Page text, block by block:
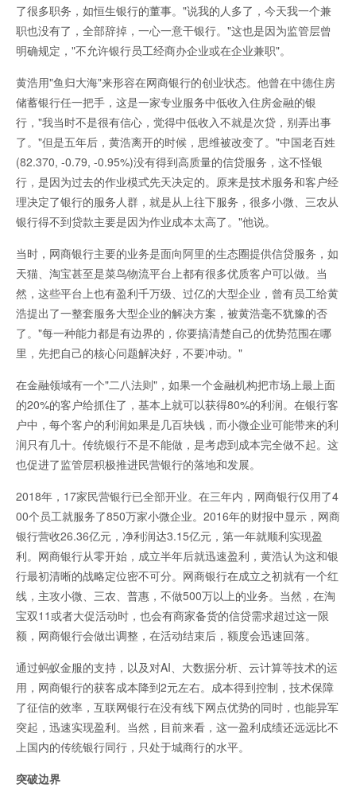
了很多职务，如恒生银行的董事。"说我的人多了，今天我一个兼
职也没有了，全部辞掉，一心一意干银行。"这也是因为监管层曾
明确规定，"不允许银行员工经商办企业或在企业兼职"。
黄浩用"鱼归大海"来形容在网商银行的创业状态。他曾在中德住房
储蓄银行任一把手，这是一家专业服务中低收入住房金融的银
行，"我当时不是很有信心，觉得中低收入不就是次贷，别弄出事
了。"但是五年后，黄浩离开的时候，思维被改变了。"中国老百姓
(82.370, -0.79, -0.95%)没有得到高质量的信贷服务，这不怪银
行，是因为过去的作业模式先天决定的。原来是技术服务和客户经
理决定了银行的服务人群，就是从上往下服务，很多小微、三农从
银行得不到贷款主要是因为作业成本太高了。"他说。
当时，网商银行主要的业务是面向阿里的生态圈提供信贷服务，如
天猫、淘宝甚至是菜鸟物流平台上都有很多优质客户可以做。当
然，这些平台上也有盈利千万级、过亿的大型企业，曾有员工给黄
浩提出了一整套服务大型企业的解决方案，被黄浩毫不犹豫的否
了。"每一种能力都是有边界的，你要搞清楚自己的优势范围在哪
里，先把自己的核心问题解决好，不要冲动。"
在金融领域有一个"二八法则"，如果一个金融机构把市场上最上面
的20%的客户给抓住了，基本上就可以获得80%的利润。在银行客
户中，每个客户的利润如果是几百块钱，而小微企业可能带来的利
润只有几十。传统银行不是不能做，是考虑到成本完全做不起。这
也促进了监管层积极推进民营银行的落地和发展。
2018年，17家民营银行已全部开业。在三年内，网商银行仅用了4
00个员工就服务了850万家小微企业。2016年的财报中显示，网商
银行营收26.36亿元，净利润达3.15亿元，第一年就顺利实现盈
利。网商银行从零开始，成立半年后就迅速盈利，黄浩认为这和银
行最初清晰的战略定位密不可分。网商银行在成立之初就有一个红
线，主攻小微、三农、普惠，不做500万以上的业务。当然，在淘
宝双11或者大促活动时，也会有商家备货的信贷需求超过这一限
额，网商银行会做出调整，在活动结束后，额度会迅速回落。
通过蚂蚁金服的支持，以及对AI、大数据分析、云计算等技术的运
用，网商银行的获客成本降到2元左右。成本得到控制，技术保障
了征信的效率，互联网银行在没有线下网点优势的同时，也能异军
突起，迅速实现盈利。当然，目前来看，这一盈利成绩还远远比不
上国内的传统银行同行，只处于城商行的水平。
突破边界